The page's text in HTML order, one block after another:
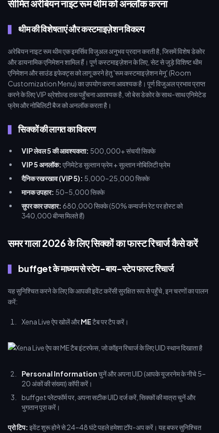
सीमित अरेबियन नाइट रूम थीम को अनलॉक करना
थीम की विशेषताएं और कस्टमाइज़ेशन विकल्प
अरेबियन नाइट रूम थीम एक इमर्सिव विजुअल अनुभव प्रदान करती है, जिसमें विशेष डेकोर
और डायनामिक एनिमेशन शामिल हैं। पूर्ण कस्टमाइज़ेशन के लिए, सेट से जुड़े विशिष्ट थीम
एनिमेशन और साउंड इफेक्ट्स को लागू करने हेतु 'रूम कस्टमाइज़ेशन मेनू' (Room
Customization Menu) का उपयोग करना आवश्यक है। पूर्ण विजुअल प्रभाव प्राप्त
करने के लिए VIP थ्रेशोल्ड तक पहुँचना आवश्यक है, जो बेस डेकोर के साथ-साथ एनिमेटेड
फ्रेम और नोबिलिटी बैज को अनलॉक करता है।
सिक्कों की लागत का विवरण
VIP लेवल 5 की आवश्यकता: 500,000+ संचयी सिक्के
VIP 5 अनलॉक: एनिमेटेड सुल्तान फ्रेम + सुल्तान नोबिलिटी फ्रेम
दैनिक रखरखाव (VIP 5): 5,000–25,000 सिक्के
मानक उपहार: 50–5,000 सिक्के
सुपर कार उपहार: 680,000 सिक्के (50% कन्वर्जन रेट पर होस्ट को
340,000 बीन्स मिलते हैं)
समर गाला 2026 के लिए सिक्कों का फास्ट रिचार्ज कैसे करें
buffget के माध्यम से स्टेप-बाय-स्टेप फास्ट रिचार्ज
यह सुनिश्चित करने के लिए कि आपकी इवेंट करेंसी सुरक्षित रूप से पहुँचे, इन चरणों का पालन
करें:
Xena Live ऐप खोलें औरMEटैब पर टैप करें।
Personal Informationचुनें और अपना UID (आपके यूजरनेम के नीचे 5–
20 अंकों की संख्या) कॉपी करें।
buffget प्लेटफॉर्म पर, अपना सटीक UID दर्ज करें, सिक्कों की मात्रा चुनें और
भुगतान पूरा करें।
प्रो टिप: इवेंट शुरू होने से 24–48 घंटे पहले हमेशा टॉप-अप करें। यह बफर सुनिश्चित